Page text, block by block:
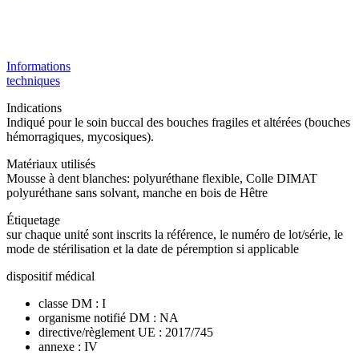
Informations
techniques
Indications
Indiqué pour le soin buccal des bouches fragiles et altérées (bouches
hémorragiques, mycosiques).
Matériaux utilisés
Mousse à dent blanches: polyuréthane flexible, Colle DIMAT
polyuréthane sans solvant, manche en bois de Hêtre
Étiquetage
sur chaque unité sont inscrits la référence, le numéro de lot/série, le
mode de stérilisation et la date de péremption si applicable
dispositif médical
classe DM : I
organisme notifié DM : NA
directive/règlement UE : 2017/745
annexe : IV